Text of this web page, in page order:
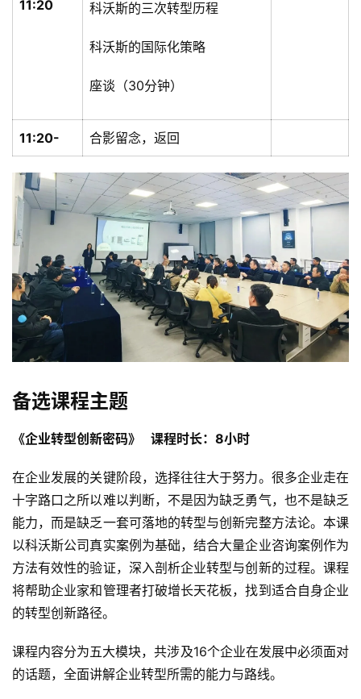
11:20
科沃斯的三次转型历程
科沃斯的国际化策略
座谈（30分钟）
11:20- 合影留念，返回
备选课程主题
《企业转型创新密码》   课程时长：8小时
在企业发展的关键阶段，选择往往大于努力。很多企业走在
十字路口之所以难以判断，不是因为缺乏勇气，也不是缺乏
能力，而是缺乏一套可落地的转型与创新完整方法论。本课
以科沃斯公司真实案例为基础，结合大量企业咨询案例作为
方法有效性的验证，深入剖析企业转型与创新的过程。课程
将帮助企业家和管理者打破增长天花板，找到适合自身企业
的转型创新路径。
课程内容分为五大模块，共涉及16个企业在发展中必须面对
的话题，全面讲解企业转型所需的能力与路线。